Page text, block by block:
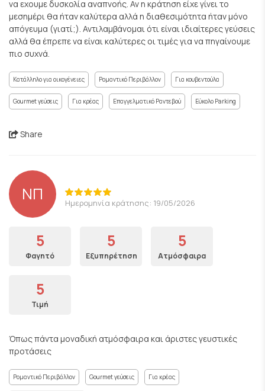
να εχουμε δυσκολία αναπνοής. Αν η κράτηση είχε γίνει το
μεσημέρι θα ήταν καλύτερα αλλά η διαθεσιμότητα ήταν μόνο
απόγευμα (γιατί;). Αντιλαμβάνομαι ότι είναι ιδιαίτερες γεύσεις
αλλά θα έπρεπε να είναι καλύτερες οι τιμές για να πηγαίνουμε
πιο συχνά.
Κατάλληλο για οικογένειες Ρομαντικό Περιβάλλον Για κουβεντούλα
Gourmet γεύσεις Για κρέας Επαγγελματικό Ραντεβού Εύκολο Parking
Share
ΝΠ Ημερομηνία κράτησης: 19/05/2026
5
Φαγητό
5
Εξυπηρέτηση
5
Ατμόσφαιρα
5
Τιμή
Όπως πάντα μοναδική ατμόσφαιρα και άριστες γευστικές
προτάσεις
Ρομαντικό Περιβάλλον Gourmet γεύσεις Για κρέας